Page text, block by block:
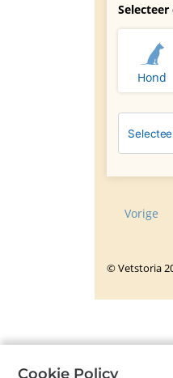
Hond
Vorige
©Vetstoria
Cookie Policy